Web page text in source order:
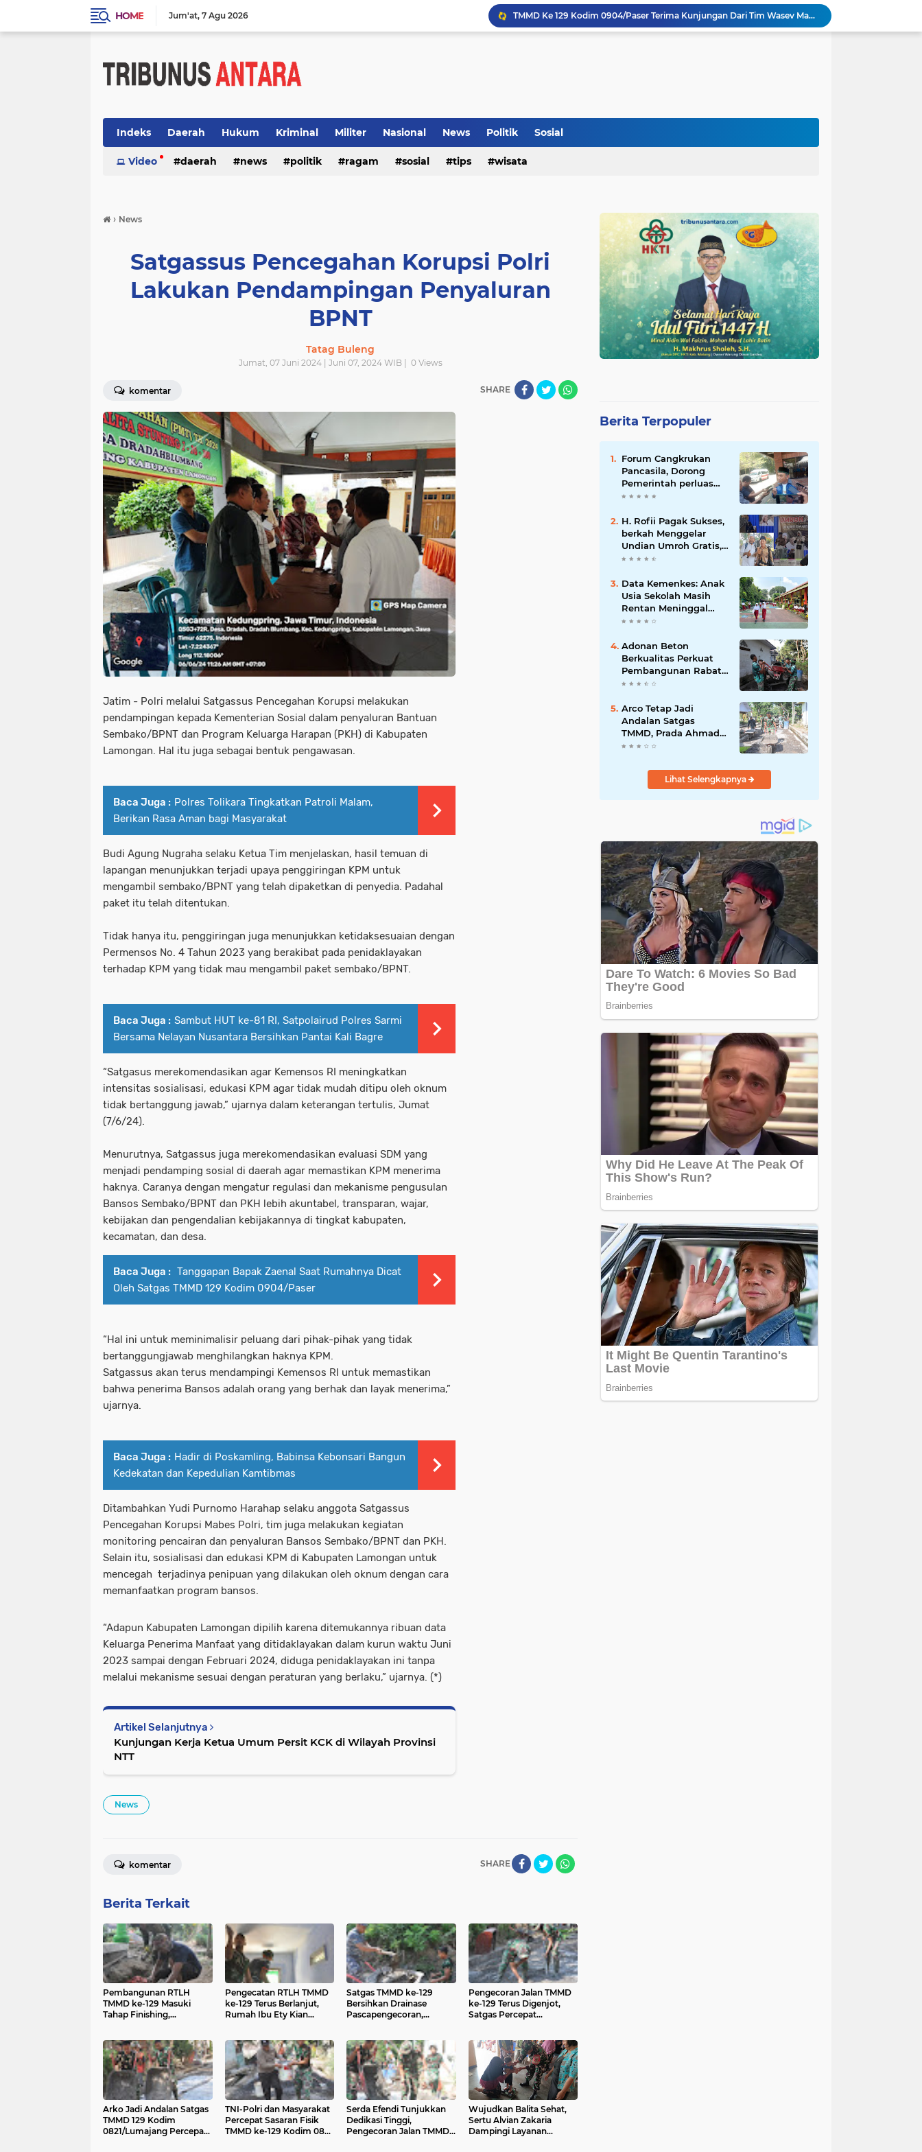
HOME Jum'at 7 Agu 2026
TMMD Ke 129 Kodim 0904/Paser Terima Kunjungan Dari Tim Wasev Mabesad
Hikmah Bafaqih Wakil Ketua Komisi E DPRD Provinsi Jatim, dukung perlindungan Anak di Ponpes melalui Penerapan (SOP) di Malang Raya.
Satgas TMMD Ke 129 Kodim 0904/Paser Pasang Lantai Baru Pada Rumah Bapak Harim
Indeks Daerah Hukum Kriminal Militer Nasional News Politik Sosial
Video daerah news politik ragam sosial tips wisata
› News
Satgassus Pencegahan Korupsi Polri
Lakukan Pendampingan Penyaluran
BPNT
Tatag Buleng
Jumat, 07 Juni 2024 | Juni 07, 2024 WIB | 0Views
komentar SHARE
Jatim - Polri melalui Satgassus Pencegahan Korupsi melakukan
pendampingan kepada Kementerian Sosial dalam penyaluran Bantuan
Sembako/BPNT dan Program Keluarga Harapan (PKH) di Kabupaten
Lamongan. Hal itu juga sebagai bentuk pengawasan.
Baca Juga : Polres Tolikara Tingkatkan Patroli Malam,
Berikan Rasa Aman bagi Masyarakat
Budi Agung Nugraha selaku Ketua Tim menjelaskan, hasil temuan di
lapangan menunjukkan terjadi upaya penggiringan KPM untuk
mengambil sembako/BPNT yang telah dipaketkan di penyedia. Padahal
paket itu telah ditentukan.
Tidak hanya itu, penggiringan juga menunjukkan ketidaksesuaian dengan
Permensos No. 4 Tahun 2023 yang berakibat pada penidaklayakan
terhadap KPM yang tidak mau mengambil paket sembako/BPNT.
Baca Juga : Sambut HUT ke-81 RI, Satpolairud Polres Sarmi
Bersama Nelayan Nusantara Bersihkan Pantai Kali Bagre
“Satgasus merekomendasikan agar Kemensos RI meningkatkan
intensitas sosialisasi, edukasi KPM agar tidak mudah ditipu oleh oknum
tidak bertanggung jawab,” ujarnya dalam keterangan tertulis, Jumat
(7/6/24).
Menurutnya, Satgassus juga merekomendasikan evaluasi SDM yang
menjadi pendamping sosial di daerah agar memastikan KPM menerima
haknya. Caranya dengan mengatur regulasi dan mekanisme pengusulan
Bansos Sembako/BPNT dan PKH lebih akuntabel, transparan, wajar,
kebijakan dan pengendalian kebijakannya di tingkat kabupaten,
kecamatan, dan desa.
Baca Juga : Tanggapan Bapak Zaenal Saat Rumahnya Dicat
Oleh Satgas TMMD 129 Kodim 0904/Paser
“Hal ini untuk meminimalisir peluang dari pihak-pihak yang tidak
bertanggungjawab menghilangkan haknya KPM.
Satgassus akan terus mendampingi Kemensos RI untuk memastikan
bahwa penerima Bansos adalah orang yang berhak dan layak menerima,”
ujarnya.
Baca Juga : Hadir di Poskamling, Babinsa Kebonsari Bangun
Kedekatan dan Kepedulian Kamtibmas
Ditambahkan Yudi Purnomo Harahap selaku anggota Satgassus
Pencegahan Korupsi Mabes Polri, tim juga melakukan kegiatan
monitoring pencairan dan penyaluran Bansos Sembako/BPNT dan PKH.
Selain itu, sosialisasi dan edukasi KPM di Kabupaten Lamongan untuk
mencegah terjadinya penipuan yang dilakukan oleh oknum dengan cara
memanfaatkan program bansos.
“Adapun Kabupaten Lamongan dipilih karena ditemukannya ribuan data
Keluarga Penerima Manfaat yang ditidaklayakan dalam kurun waktu Juni
2023 sampai dengan Februari 2024, diduga penidaklayakan ini tanpa
melalui mekanisme sesuai dengan peraturan yang berlaku,” ujarnya. (*)
Artikel Selanjutnya
Kunjungan Kerja Ketua Umum Persit KCK di Wilayah Provinsi
NTT
News
SHARE
komentar
Berita Terkait
Pembangunan RTLH
TMMD ke-129 Masuki
Tahap Finishing,
Pengecatan RTLH TMMD
ke-129 Terus Berlanjut,
Rumah Ibu Ety Kian
Satgas TMMD ke-129
Bersihkan Drainase
Pascapengecoran,
Pengecoran Jalan TMMD
ke-129 Terus Digenjot,
Satgas Percepat
Arko Jadi Andalan Satgas
TMMD 129 Kodim
0821/Lumajang Percepat
TNI-Polri dan Masyarakat
Percepat Sasaran Fisik
TMMD ke-129 Kodim 0821
Serda Efendi Tunjukkan
Dedikasi Tinggi,
Pengecoran Jalan TMMD
Wujudkan Balita Sehat,
Sertu Alvian Zakaria
Dampingi Layanan
Berita Terpopuler
Forum Cangkrukan
Pancasila, Dorong
Pemerintah perluas
intensif Perpajakan
UMKM.
H. Rofii Pagak Sukses,
berkah Menggelar
Undian Umroh Gratis,
Wujud Kepedulian
Data Kemenkes: Anak
Usia Sekolah Masih
Rentan Meninggal
Akibat DBD
Adonan Beton
Berkualitas Perkuat
Pembangunan Rabat
Jalan TMMD ke-129 di
Arco Tetap Jadi
Andalan Satgas
TMMD, Prada Ahmad
Afandi Percepat
Pengecoran
Lihat Selengkapnya